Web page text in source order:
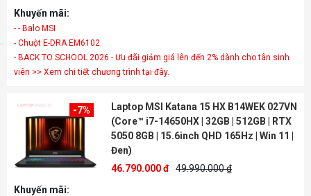
Khuyến mãi:
- - Balo MSI
- Chuột E-DRA EM6102
- BACK TO SCHOOL 2026 - Ưu đãi giảm giá lên đến 2% dành cho tân sinh
viên >> Xem chi tiết chương trình tại đây.
-7%
Laptop MSI Katana 15 HX B14WEK 027VN
(Core™ i7-14650HX | 32GB | 512GB | RTX
5050 8GB | 15.6inch QHD 165Hz | Win 11 |
Đen)
46.790.000 đ 49.990.000 ₫
Khuyến mãi: